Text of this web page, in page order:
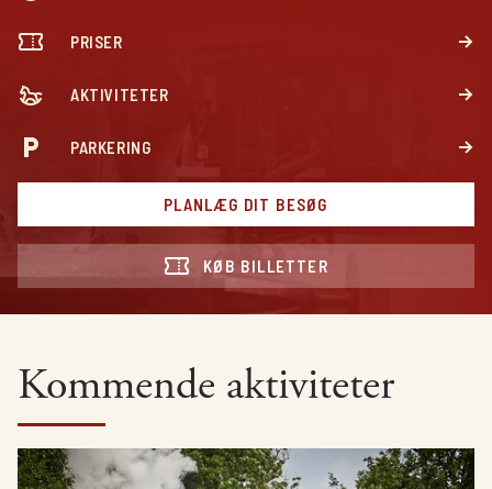
Kommende aktiviteter
PRISER
AKTIVITETER
PARKERING
PLANLÆG DIT BESØG
KØB BILLETTER